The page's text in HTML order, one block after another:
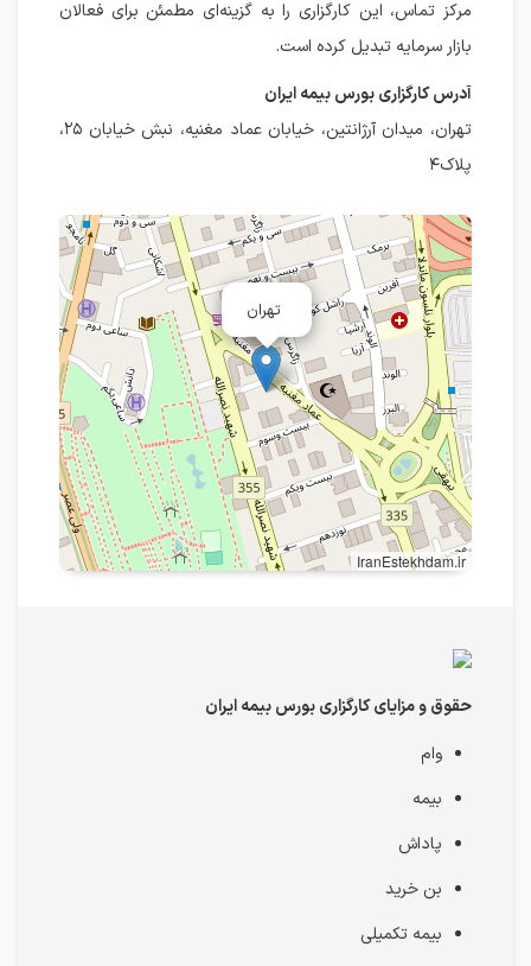
مرکز تماس، این کارگزاری را به گزینه‌ای مطمئن برای فعالان
بازار سرمایه تبدیل کرده است.
آدرس کارگزاری بورس بیمه ایران
تهران، میدان آرژانتین، خیابان عماد مغنیه، نبش خیابان ۲۵،
پلاک۴
تهران
IranEstekhdam.ir
حقوق و مزایای کارگزاری بورس بیمه ایران
وام
بیمه
پاداش
بن خرید
بیمه تکمیلی